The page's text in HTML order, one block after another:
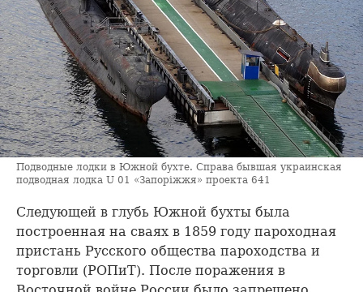
Подводные лодки в Южной бухте. Справа бывшая украинская
подводная лодка U 01 «Запорiжжя» проекта 641
Следующей в глубь Южной бухты была
построенная на сваях в 1859 году пароходная
пристань Русского общества пароходства и
торговли (РОПиТ). После поражения в